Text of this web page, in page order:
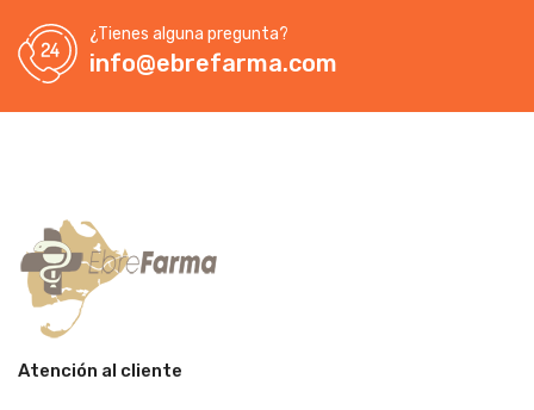
¿Tienes alguna pregunta?
info@ebrefarma.com
Atención al cliente